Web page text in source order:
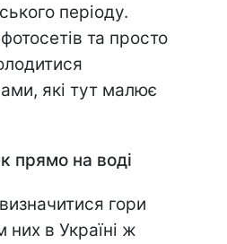
періоду.
та просто
які тут малює
прямо на воді
гори
них в Україні ж